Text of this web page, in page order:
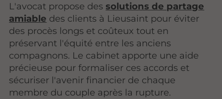
L'avocat propose dessolutions de partage
amiable des clients à Lieusaint pour éviter
des procès longs et coûteux tout en
préservant l'équité entre les anciens
compagnons. Le cabinet apporte une aide
précieuse pour formaliser ces accords et
sécuriser l'avenir financier de chaque
membre du couple après la rupture.